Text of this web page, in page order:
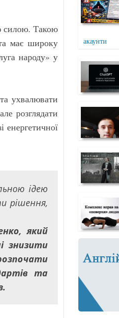
силою. Такою
має широку
народу» у
ухвалювати
розглядати
енергетичної
ідею
рішення,
який
знизити
та
акаунти